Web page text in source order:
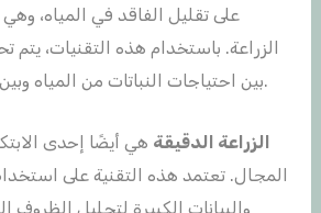
على تقليل الفاقد في المياه،
الزراعة. باستخدام هذه التقنيات، يتم
بين احتياجات النباتات من المياه وبين الحفاظ على الموارد.
الزراعة الدقيقة هي أيضًا إحدى
المجال. تعتمد هذه التقنية على
والبيانات الكبيرة لتحليل